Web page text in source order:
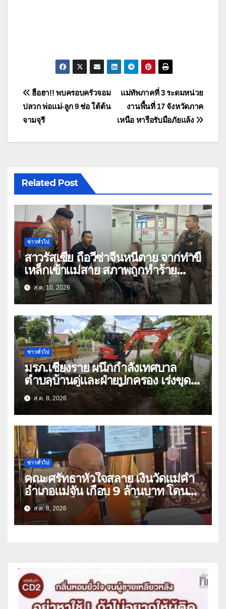
แนะแนว
เรื่อง
แม่ทัพภาคที่ 3 ระดมหน่วย
งานพื้นที่ 17 จังหวัดภาค
เหนือ หารือรับมือภัยแล้ง
ฮือฮา!! พบครอบครัวจอม
ปลวก พ่อแม่-ลูก 9 ช่อ ใต้ต้น
จามจุรี
Related Post
ข่าวทั่วไป
สาวรัสเซีย ถือวีซ่าจีนหนีตาย จากท่าขี้
เหล็กเข้าแม่สาย สภาพถูกทำร้าย
ร่างกาย ร้องขอกลับประเทศหลังไป
ทำงานในจีน-เมียนมา
ส.ค. 10, 2026
ข่าวทั่วไป
มรภ.เชียงราย ผนึกกำลังเทศบาล
ตำบลบ้านดู่และฝ่ายปกครอง เร่งขุด
ลอกสิ่งกีดขวางทางน้ำ ป้องกันและลด
ปัญหาน้ำท่วม
ส.ค. 8, 2026
ข่าวทั่วไป
คณะศรัทธาหัวใจสลาย เงินวัดแม่คำ
อำเภอแม่จัน เกือบ 9 ล้านบาท โดน
แก๊งคอลเซ็นเตอร์หลอกให้โอนข้ามปีก
ว่า 66 บัญชี
ส.ค. 8, 2026